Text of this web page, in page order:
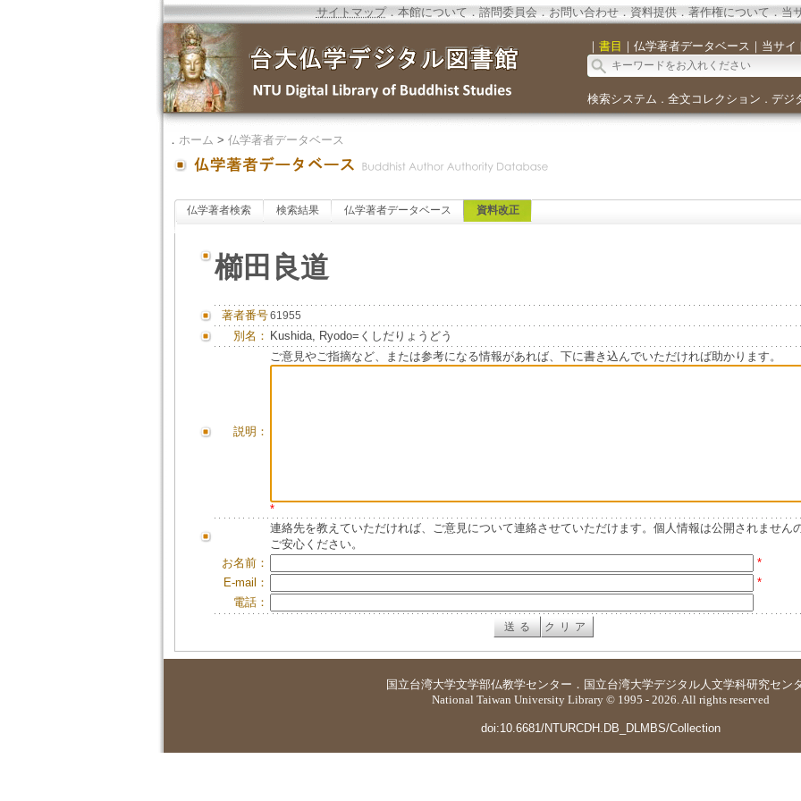
サイトマップ．本館について．諮問委員会． お問い合わせ． 資料提供．著作権について．当
｜ 書目 ｜ 仏学著者データベース ｜ 当サイ
検索システム ． 全文コレクション ． デジ
． ホーム > 仏学著者データベース
仏学著者検索 検索結果 仏学著者データベース 資料改正
櫛田良道
著者番号61955
別名： Kushida, Ryodo=くしだりょうどう
説明：
ご意見やご指摘など、または参考になる情報があれば、下に書き込んでいただければ助かります。
*
連絡先を教えていただければ、ご意見について連絡させていただけます。個人情報は公開されません
ご安心ください。
お名前：
*
E-mail：
*
電話：
国立台湾大学文学部仏教学センター ． 国立台湾大学デジタル人文学科研究セン
National Taiwan University Library © 1995 - 2026. All rights reserved
doi:10.6681/NTURCDH.DB_DLMBS/Collection